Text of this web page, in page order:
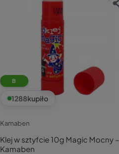
B
1288kupiło
Kamaben
Klej w sztyfcie 10g Magic Mocny –
Kamaben